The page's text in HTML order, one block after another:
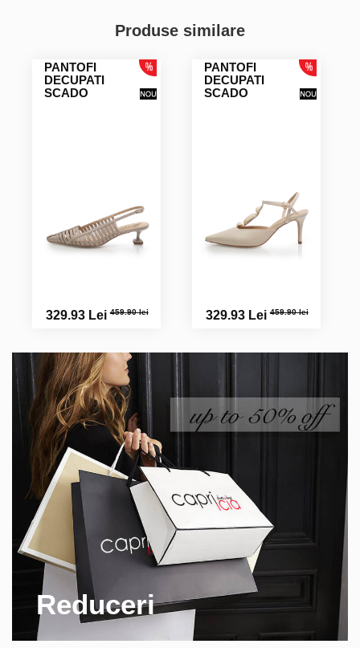
Produse similare
PANTOFI
DECUPATI
SCADO
329.93 Lei459.90 lei
PANTOFI
DECUPATI
SCADO
329.93 Lei459.90 lei
Reduceri